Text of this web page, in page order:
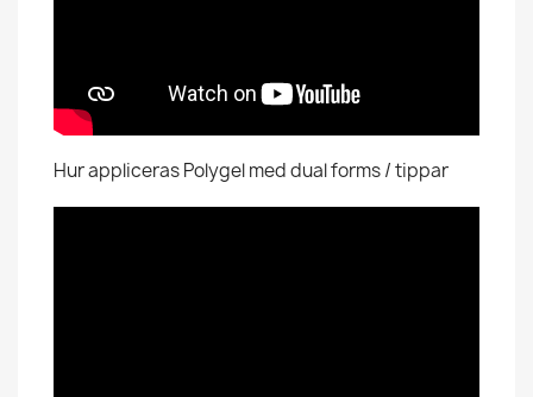
Hur appliceras Polygel med dual forms / tippar